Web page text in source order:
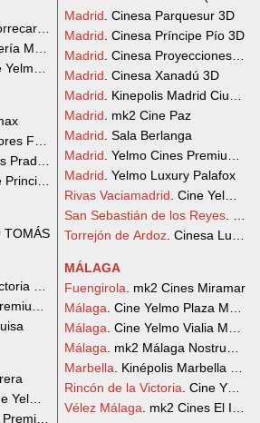
Mediterráneo
Yelmo Roquetas de Mar
Foncalada
Prados
Principado
TOMÁS
Almendralejo
El Faro
Yelmo Baricentro
Premium Sant Cugat
Madrid . Cinesa Parquesur 3D
Madrid . Cinesa Príncipe Pío 3D
Madrid . Cinesa Proyecciones 3D
Madrid . Cinesa Xanadú 3D
Madrid . Kinepolis Madrid Ciudad
Madrid . mk2 Cine Paz
Madrid . Sala Berlanga
Madrid . Yelmo Cines Premium
Madrid . Yelmo Luxury Palafox
Rivas Vaciamadrid . Cine Yelmo
San Sebastián de los Reyes
Torrejón de Ardoz . Cinesa Luxe
MÁLAGA
Fuengirola . mk2 Cines Miramar
Málaga . Cine Yelmo Plaza Mayor
Málaga . Cine Yelmo Vialia Malaga
Málaga . mk2 Málaga Nostrum
Marbella . Kinépolis Marbella La
Rincón de la Victoria . Cine
Vélez Málaga . mk2 Cines El